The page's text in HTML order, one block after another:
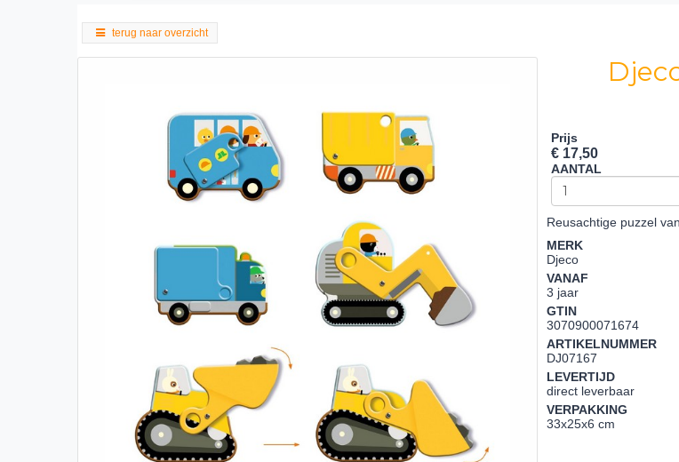
terug naar overzicht
Prijs
€ 17,50
AANTAL
Reusachtige puzzel
MERK
Djeco
VANAF
3 jaar
GTIN
3070900071674
ARTIKELNUMMER
DJ07167
LEVERTIJD
direct leverbaar
VERPAKKING
33x25x6 cm